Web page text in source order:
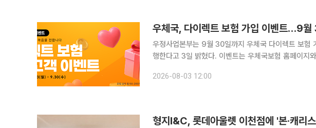
우체국, 다이렉트 보험 가입 이벤트…9월
우정사업본부는 9월 30일까지 우체국 다이렉트 보험
행한다고 3일 밝혔다. 이벤트는 우체국보험 홈페이지와 '잇다 보험' 앱을 통해 대상 상품에 가입한
2026-08-03 12:00
형지I&C, 롯데아울렛 이천점에 '본·캐리